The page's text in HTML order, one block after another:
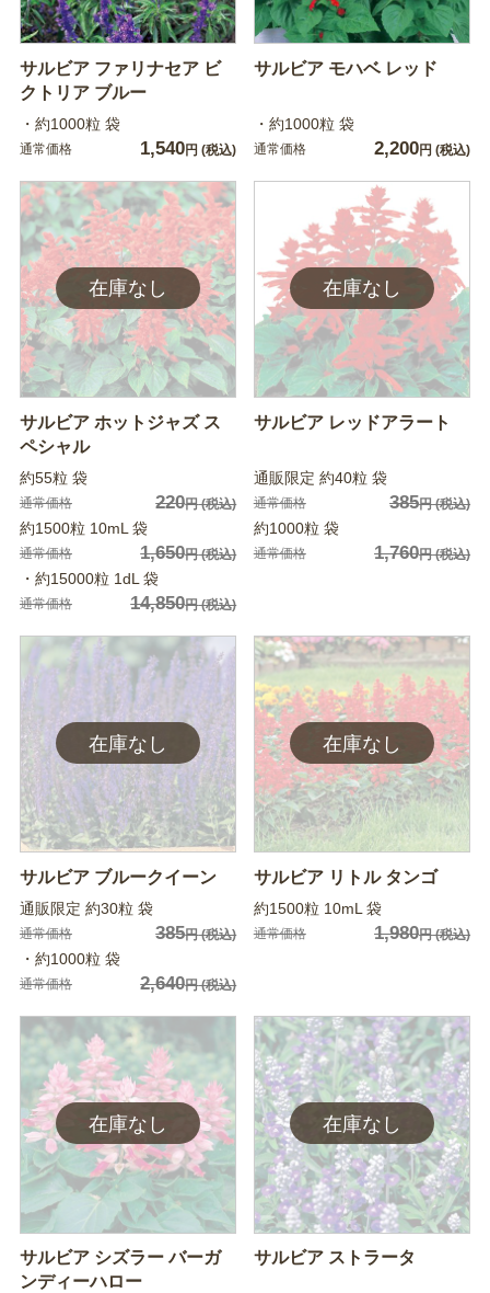
サルビア ファリナセア ビ
クトリア ブルー
・約1000粒 袋
通常価格 1,540円 (税込)
サルビア モハベ レッド
・約1000粒 袋
通常価格 2,200円 (税込)
サルビア ホットジャズ ス
ペシャル
約55粒 袋
通常価格 220円(税込)
約1500粒 10mL 袋
通常価格 1,650円(税込)
・約15000粒 1dL 袋
通常価格 14,850円(税込)
サルビア レッドアラート
通販限定 約40粒 袋
通常価格 385円(税込)
約1000粒 袋
通常価格 1,760円(税込)
サルビア ブルークイーン
通販限定 約30粒 袋
通常価格 385円(税込)
・約1000粒 袋
通常価格 2,640円(税込)
サルビア リトル タンゴ
約1500粒 10mL 袋
通常価格 1,980円(税込)
サルビア シズラー バーガ
ンディーハロー
サルビア ストラータ